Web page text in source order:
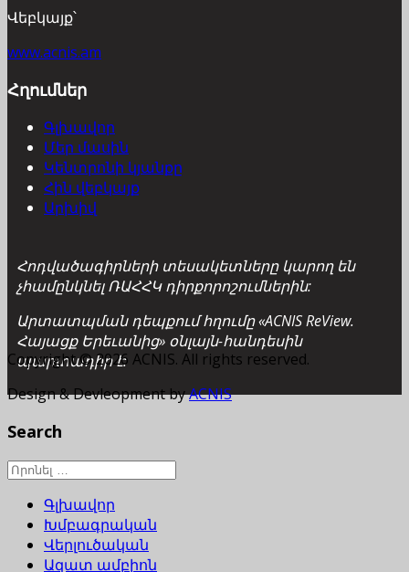
Վեբկայք՝
www.acnis.am
Հղումներ
Գլխավոր
Մեր մասին
Կենտրոնի կյանքը
Հին վեբկայք
Արխիվ
Հոդվածագիրների տեսակետները կարող են
չհամընկնել ՌԱՀՀԿ դիրքորոշումներին:
Արտատպման դեպքում հղումը «ACNIS ReView.
Հայացք Երեւանից» օնլայն-հանդեսին
պարտադիր է:
Copyright © 2026 ACNIS. All rights reserved.
Design & Devleopment byACNIS
Search
Գլխավոր
Խմբագրական
Վերլուծական
Ազատ ամբիոն